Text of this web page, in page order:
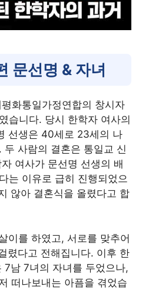
문선명 & 자녀
화통일가정연합의 창시자
습니다. 당시 한학자 여사의
선생은 40세로 23세의 나
두 사람의 결혼은 통일교 신
여사가 문선명 선생의 배
는 이유로 급히 진행되었으
않아 결혼식을 올렸다고 합
이를 하였고, 서로를 맞추어
렸다고 전해집니다. 이후 한
7남 7녀의 자녀를 두었으나,
떠나보내는 아픔을 겪었습